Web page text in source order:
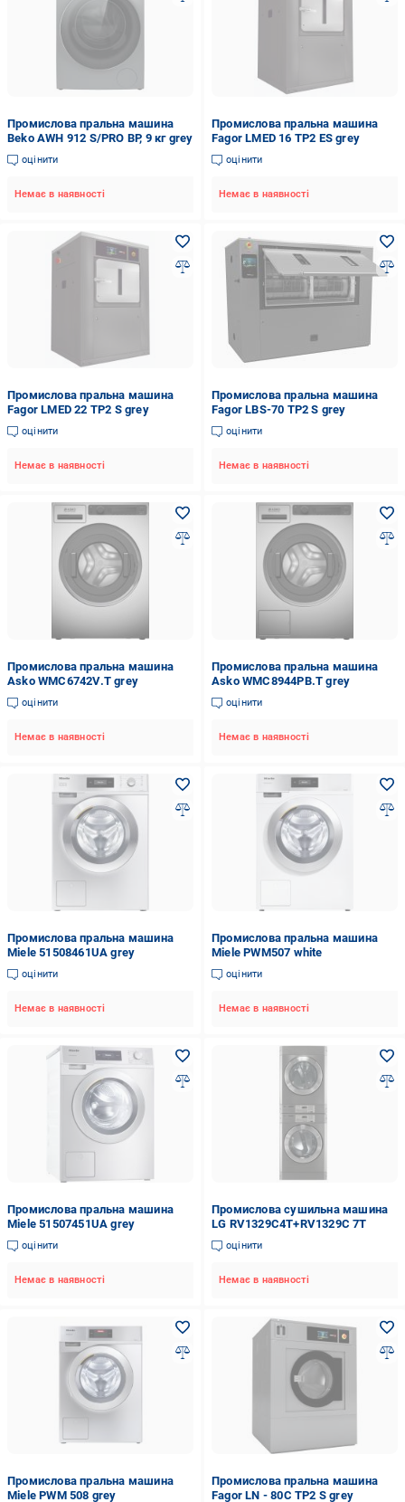
Промислова пральна машина
Beko AWH 912 S/PRO BP, 9 кг grey
оцінити
Немає в наявності
Промислова пральна машина
Fagor LMED 16 TP2 ES grey
оцінити
Немає в наявності
Промислова пральна машина
Fagor LMED 22 TP2 S grey
оцінити
Немає в наявності
Промислова пральна машина
Fagor LBS-70 TP2 S grey
оцінити
Немає в наявності
Промислова пральна машина
Asko WMC6742V.T grey
оцінити
Немає в наявності
Промислова пральна машина
Asko WMC8944PB.T grey
оцінити
Немає в наявності
Промислова пральна машина
Miele 51508461UA grey
оцінити
Немає в наявності
Промислова пральна машина
Miele PWM507 white
оцінити
Немає в наявності
Промислова пральна машина
Miele 51507451UA grey
оцінити
Немає в наявності
Промислова сушильна машина
LG RV1329C4T+RV1329C 7T
оцінити
Немає в наявності
Промислова пральна машина
Miele PWM 508 grey
Промислова пральна машина
Fagor LN - 80C TP2 S grey